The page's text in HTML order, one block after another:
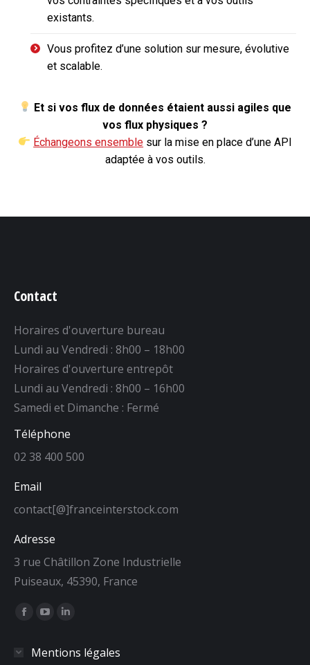
existants.
Vous profitez d’une solution sur mesure, évolutive
et scalable.
Et si vos flux de données étaient aussi agiles que
vos flux physiques ?
Échangeons ensemble sur la mise en place d’une API
adaptée à vos outils.
Contact
Horaires d'ouverture bureau
Lundi au Vendredi : 8h00 – 18h00
Horaires d'ouverture entrepôt
Lundi au Vendredi : 8h00 – 16h00
Samedi et Dimanche : Fermé
Téléphone
02 38 400 500
Email
contact[@]franceinterstock.com
Adresse
3 rue Châtillon Zone Industrielle
Puiseaux, 45390, France
Trouvez nous sur :
La
Facebook
La
YouTube
La
LinkedIn
Mentions légales